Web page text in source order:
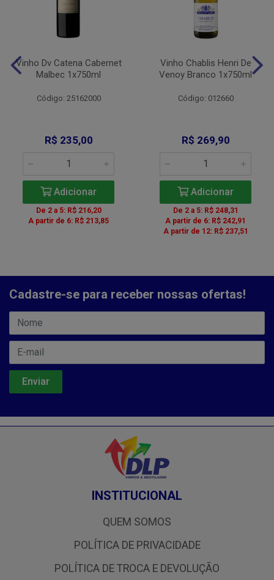
Vinho Dv Catena Cabernet
Malbec 1x750ml
Código: 25162000
R$ 235,00
Adicionar
De 2 a 5: R$ 216,20
A partir de 6: R$ 213,85
Vinho Chablis Henri De
Venoy Branco 1x750ml
Código: 012660
R$ 269,90
Adicionar
De 2 a 5: R$ 248,31
A partir de 6: R$ 242,91
A partir de 12: R$ 237,51
Cadastre-se para receber nossas ofertas!
INSTITUCIONAL
QUEM SOMOS
POLÍTICA DE PRIVACIDADE
POLÍTICA DE TROCA E DEVOLUÇÃO